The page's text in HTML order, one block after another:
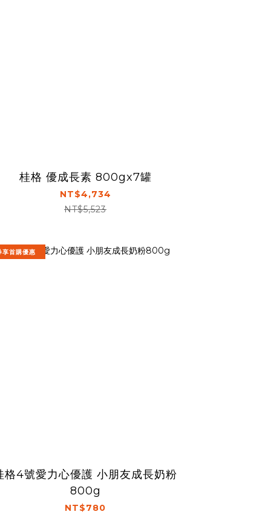
桂格 優成長素 800gx7罐
NT$4,734
NT$5,523
享首購優惠
格4號愛力心優護 小朋友成長奶粉
800g
NT$780